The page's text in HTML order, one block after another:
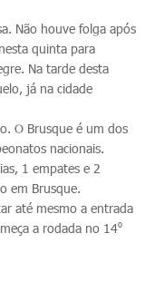
Não houve folga após
quinta para
Na tarde desta
já na cidade
O Brusque é um dos
nacionais.
1 empates e 2
em Brusque.
até mesmo a entrada
a rodada no 14⁰